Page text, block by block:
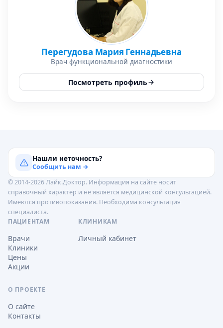
Перегудова Мария Геннадьевна
Врач функциональной диагностики
Посмотреть профиль
Нашли неточность?
Сообщить нам →
© 2014-2026 Лайк.Доктор. Информация на сайте носит
справочный характер и не является медицинской консультацией.
Имеются противопоказания. Необходима консультация
специалиста.
ПАЦИЕНТАМ
Врачи
Клиники
Цены
Акции
КЛИНИКАМ
Личный кабинет
О ПРОЕКТЕ
О сайте
Контакты